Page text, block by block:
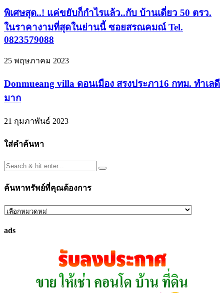
พิเศษสุด..! แค่ขยับก็กำไรแล้ว..กับ บ้านเดี่ยว 50 ตรว.
ในราคางามที่สุดในย่านนี้ ซอยสรณคมณ์ Tel.
0823579088
25 พฤษภาคม 2023
Donmueang villa ดอนเมือง สรงประภา16 กทม. ทำเลดี
มาก
21 กุมภาพันธ์ 2023
ใส่คำค้นหา
ค้นหาทรัพย์ที่คุณต้องการ
ค้นหา
ที่
ads